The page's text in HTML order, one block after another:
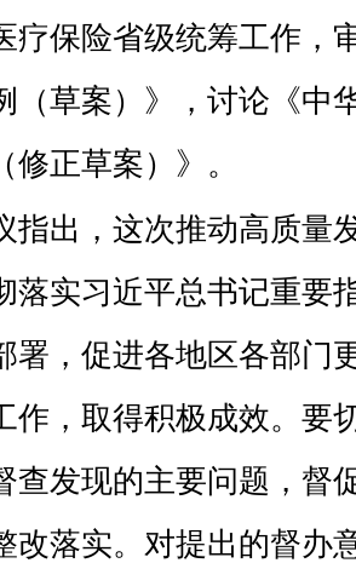
疗保险省级统筹工作，
（草案）》，讨论《中
修正草案）》。
指出，这次推动高质量
落实习近平总书记重要
署，促进各地区各部门
作，取得积极成效。要
查发现的主要问题，督
改落实。对提出的督办